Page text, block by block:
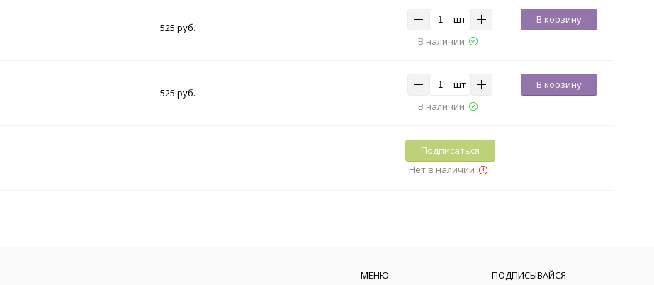
525 руб.
шт
В корзину
В наличии
525 руб.
шт
В корзину
В наличии
Подписаться
Нет в наличии
МЕНЮ
ПОДПИСЫВАЙСЯ